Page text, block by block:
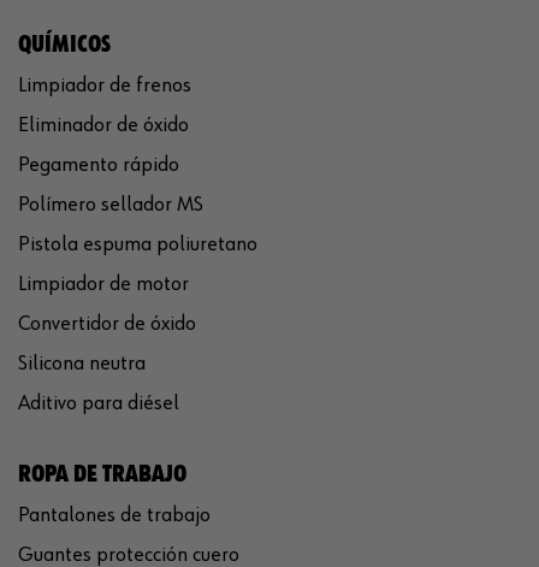
QUÍMICOS
Limpiador de frenos
Eliminador de óxido
Pegamento rápido
Polímero sellador MS
Pistola espuma poliuretano
Limpiador de motor
Convertidor de óxido
Silicona neutra
Aditivo para diésel
ROPA DE TRABAJO
Pantalones de trabajo
Guantes protección cuero